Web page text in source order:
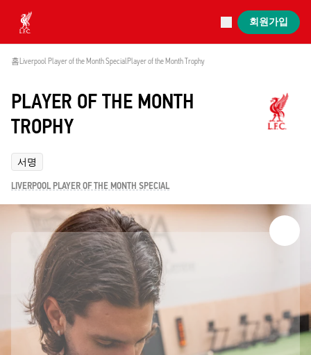
Now live
Liverpool
회원가입
홈Liverpool Player of the Month SpecialPlayer of the Month Trophy
PLAYER OF THE MONTH
TROPHY
서명
LIVERPOOL PLAYER OF THE MONTH SPECIAL